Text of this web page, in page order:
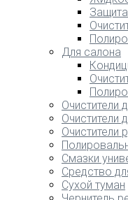
Для салона
Очистители
Очистители
Очистители
Смазки
Средство
Сухой туман